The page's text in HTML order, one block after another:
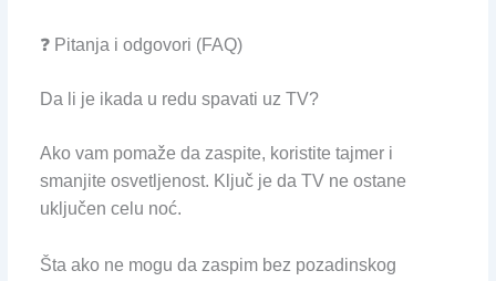
❓ Pitanja i odgovori (FAQ)
Da li je ikada u redu spavati uz TV?
Ako vam pomaže da zaspite, koristite tajmer i
smanjite osvetljenost. Ključ je da TV ne ostane
uključen celu noć.
Šta ako ne mogu da zaspim bez pozadinskog